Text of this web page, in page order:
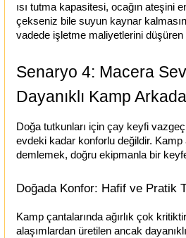
ısı tutma kapasitesi, ocağın ateşini
çekseniz bile suyun kaynar
vadede işletme maliyetlerini düşüren
Senaryo 4: Macera
Dayanıklı Kamp
Doğa tutkunları için çay keyfi
evdeki kadar konforlu değildir.
demlemek, doğru ekipmanla bir
Doğada Konfor: Hafif ve Pratik
Kamp çantalarında ağırlık çok
alaşımlardan üretilen ancak